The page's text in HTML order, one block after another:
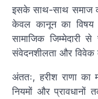
इसके साथ-साथ समाज
केवल कानून का विषय
सामाजिक जिम्मेदारी
संवेदनशीलता और
अंततः, हरीश राणा का
नियमों और प्रावधानों